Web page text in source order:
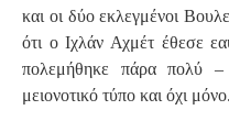
και οι δύο εκλεγμένοι
ότι ο Ιχλάν Αχμέτ έθεσε
πολεμήθηκε πάρα πολύ
μειονοτικό τύπο και όχι μόνο.